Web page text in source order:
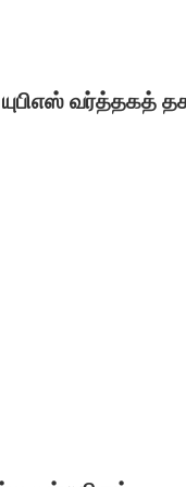
வர்த்தகத்